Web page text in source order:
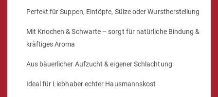
Perfekt für Suppen, Eintöpfe, Sülze oder Wurstherstellung
Mit Knochen & Schwarte – sorgt für natürliche Bindung &
kräftiges Aroma
Aus bäuerlicher Aufzucht & eigener Schlachtung
Ideal für Liebhaber echter Hausmannskost